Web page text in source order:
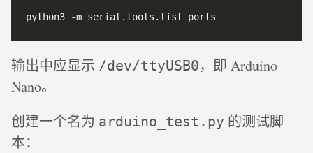
输出中应显示 /dev/ttyUSB0，即 Arduino
Nano。
创建一个名为 arduino_test.py 的测试脚
本：